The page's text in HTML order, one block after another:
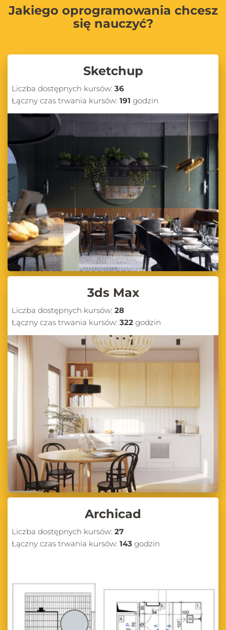
Jakiego oprogramowania chcesz
się nauczyć?
Sketchup
Liczba dostępnych kursów: 36
Łączny czas trwania kursów: 191 godzin
3ds Max
Liczba dostępnych kursów: 28
Łączny czas trwania kursów: 322 godzin
Archicad
Liczba dostępnych kursów: 27
Łączny czas trwania kursów: 143 godzin